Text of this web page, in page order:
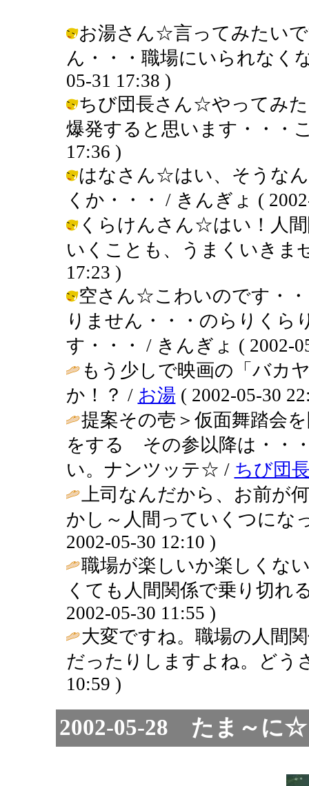
お湯さん☆言ってみたい
ん・・・職場にいられなく
05-31 17:38 )
ちび団長さん☆やってみ
爆発すると思います・・・
17:36 )
はなさん☆はい、そうな
くか・・・ / きんぎょ (
くらけんさん☆はい！人
いくことも、うまくいきま
17:23 )
空さん☆こわいのです・
りません・・・のらりくら
す・・・ / きんぎょ ( 2002-
もう少しで映画の「バカ
か！？ / お湯 ( 2002-05-30
提案その壱＞仮面舞踏会
をする その参以降は・・
い。ナンツッテ☆ / ちび団
上司なんだから、お前が
かし～人間っていくつにな
2002-05-30 12:10 )
職場が楽しいか楽しくな
くても人間関係で乗り切れ
2002-05-30 11:55 )
大変ですね。職場の人間
だったりしますよね。どう
10:59 )
2002-05-28 たま～に